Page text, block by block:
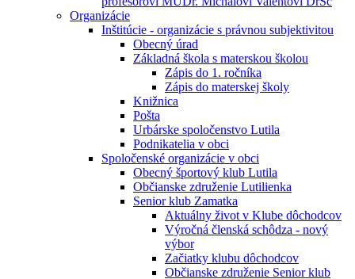
Organizácie
Inštitúcie - organizácie s právnou subjektivitou
Obecný úrad
Základná škola s materskou školou
Zápis do 1. ročníka
Zápis do materskej školy
Knižnica
Pošta
Urbárske spoločenstvo Lutila
Podnikatelia v obci
Spoločenské organizácie v obci
Obecný športový klub Lutila
Občianske združenie Lutilienka
Senior klub Zamatka
Aktuálny život v Klube dôchodcov
Výročná členská schôdza - nový
výbor
Začiatky klubu dôchodcov
Občianske združenie Senior klub